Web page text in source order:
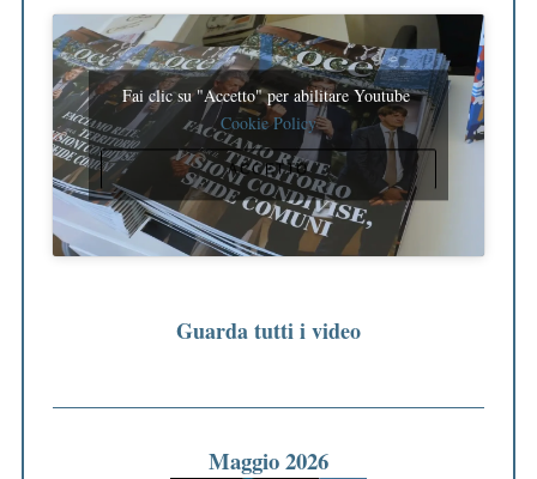
Fai clic su "Accetto" per abilitare Youtube
Cookie Policy
ACCETTO
Guarda tutti i video
Maggio 2026